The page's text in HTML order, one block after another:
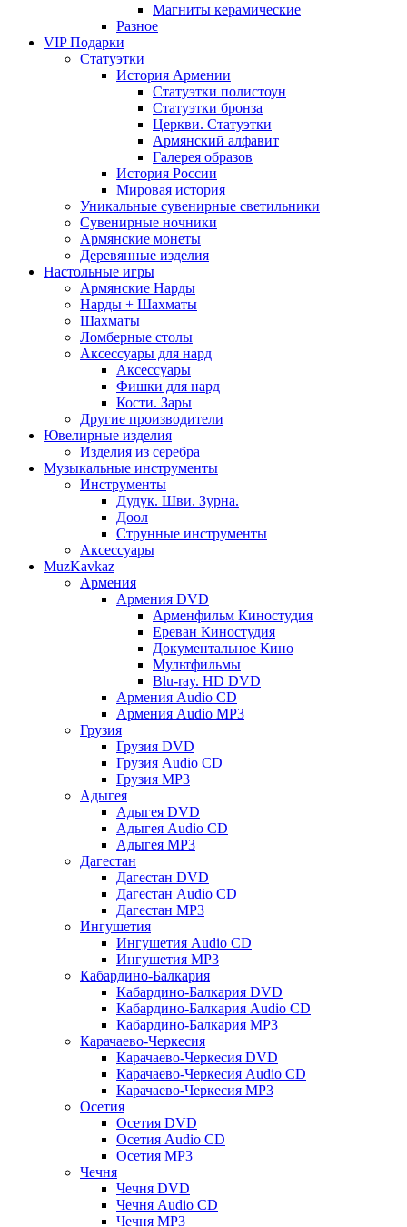
Магниты керамические
Разное
VIP Подарки
Статуэтки
История Армении
Статуэтки полистоун
Статуэтки бронза
Церкви. Статуэтки
Армянский алфавит
Галерея образов
История России
Мировая история
Уникальные сувенирные светильники
Сувенирные ночники
Армянские монеты
Деревянные изделия
Настольные игры
Армянские Нарды
Нарды + Шахматы
Шахматы
Ломберные столы
Аксессуары для нард
Аксессуары
Фишки для нард
Кости. Зары
Другие производители
Ювелирные изделия
Изделия из серебра
Музыкальные инструменты
Инструменты
Дудук. Шви. Зурна.
Доол
Струнные инструменты
Аксессуары
MuzKavkaz
Армения
Армения DVD
Арменфильм Киностудия
Ереван Киностудия
Документальное Кино
Мультфильмы
Blu-ray. HD DVD
Армения Audio CD
Армения Audio MP3
Грузия
Грузия DVD
Грузия Audio CD
Грузия MP3
Адыгея
Адыгея DVD
Адыгея Audio CD
Адыгея MP3
Дагестан
Дагестан DVD
Дагестан Audio CD
Дагестан MP3
Ингушетия
Ингушетия Audio CD
Ингушетия MP3
Кабардино-Балкария
Кабардино-Балкария DVD
Кабардино-Балкария Audio CD
Кабардино-Балкария MP3
Карачаево-Черкесия
Карачаево-Черкесия DVD
Карачаево-Черкесия Audio CD
Карачаево-Черкесия MP3
Осетия
Осетия DVD
Осетия Audio CD
Осетия MP3
Чечня
Чечня DVD
Чечня Audio CD
Чечня MP3